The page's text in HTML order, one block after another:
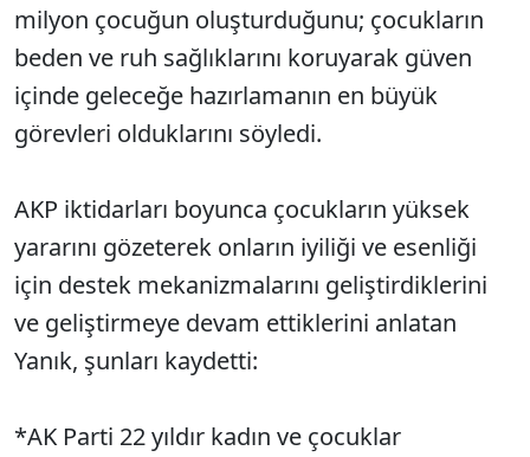
milyon çocuğun oluşturduğunu; çocukların
beden ve ruh sağlıklarını koruyarak güven
içinde geleceğe hazırlamanın en büyük
görevleri olduklarını söyledi.
AKP iktidarları boyunca çocukların yüksek
yararını gözeterek onların iyiliği ve esenliği
için destek mekanizmalarını geliştirdiklerini
ve geliştirmeye devam ettiklerini anlatan
Yanık, şunları kaydetti:
*AK Parti 22 yıldır kadın ve çocuklar